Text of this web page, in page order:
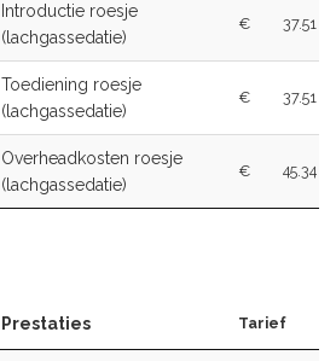
Introductie roesje
(lachgassedatie)
€ 37.51
Toediening roesje
(lachgassedatie)
€ 37.51
Overheadkosten roesje
(lachgassedatie)
€ 45.34
Prestaties Tarief